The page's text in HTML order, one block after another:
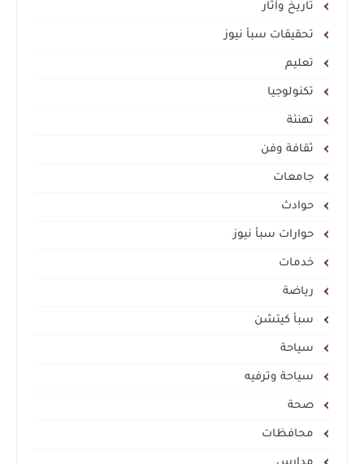
تاريخ وآثار
تحقيقات سبأ نيوز
تعليم
تكنولوجيا
تهنئة
ثقافة وفن
جامعات
حوادث
حوارات سبأ نيوز
خدمات
رياضة
سبأ كيتشن
سياحة
سياحة وترفيه
صحة
محافظات